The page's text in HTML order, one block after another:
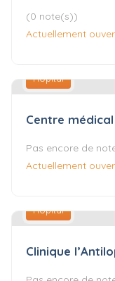
(0 note(s))
Actuellement
Hôpital
Centre
Pas encore de
Actuellement
Hôpital
Clinique